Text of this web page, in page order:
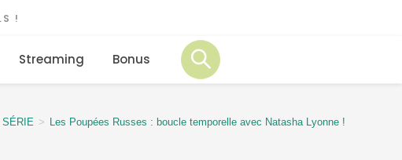
!
Streaming Bonus
SÉRIE > Les Poupées Russes : boucle temporelle avec Natasha Lyonne !